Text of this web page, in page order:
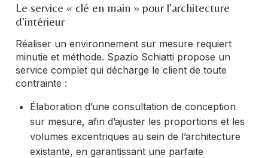
Le service « clé en main » pour l’architecture
d’intérieur
Réaliser un environnement sur mesure requiert
minutie et méthode. Spazio Schiatti propose un
service complet qui décharge le client de toute
contrainte :
Élaboration d’une consultation de conception
sur mesure, afin d’ajuster les proportions et les
volumes excentriques au sein de l’architecture
existante, en garantissant une parfaite